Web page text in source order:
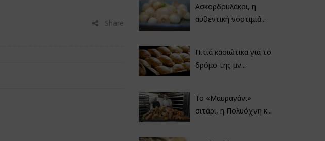
Share
Ασκορδουλάκοι, η
αυθεντική νοστιμιά...
Πιτιά κασιώτικα για το
δρόμο της μν...
Το «Μαυραγάνι»
σιτάρι, η Πολυόχνη κ...